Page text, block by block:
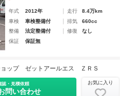
年式 2012年 走行
8.4万km
車検
車検整備付 排気
660cc
整備
法定整備付 修復
なし
保証
保証無
ョップ ゼットアールエス ＺＲＳ
認・見積依頼
問い合わせ
お気に入り